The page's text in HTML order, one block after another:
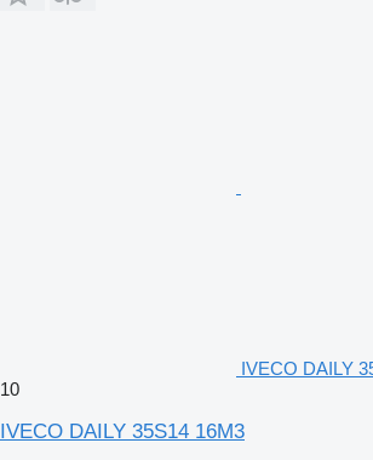
IVECO DAILY
10
IVECO DAILY 35S14 16M3